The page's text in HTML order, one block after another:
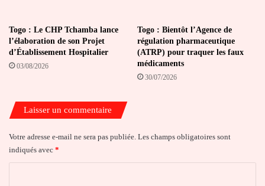
Togo : Le CHP Tchamba lance
l’élaboration de son Projet
d’Établissement Hospitalier
03/08/2026
Togo : Bientôt l’Agence de
régulation pharmaceutique
(ATRP) pour traquer les faux
médicaments
30/07/2026
Laisser un commentaire
Votre adresse e-mail ne sera pas publiée. Les champs obligatoires sont
indiqués avec *